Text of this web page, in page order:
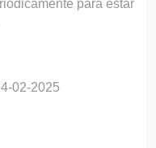
para estar
02-2025